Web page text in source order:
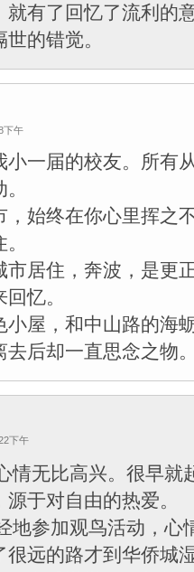
就有了回忆了流利的
的错觉。
下午
小一届的校友。所有
，始终在你心里挥之
市居住，奔波，是更
忆。
小屋，和中山路的海
去后却一直思念之物
下午
情无比高兴。很早就
于对自由的热爱。
地参加观鸟活动，心
很远的路才到华侨城